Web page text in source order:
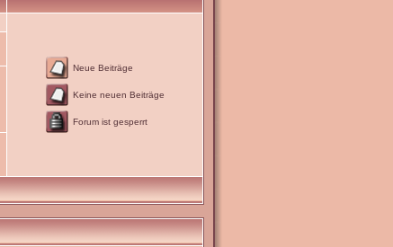
Neue Beiträge
Keine neuen Beiträge
Forum ist gesperrt